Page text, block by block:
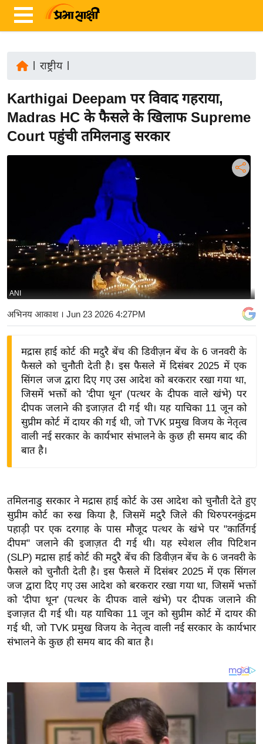
ज़ा
ख
ब
र
र्रा
ष्ट्री
बि
ज़
ने
द्यो
वि
ज्ञ
रा
य
ब
ज
ट
खे
ल
क्रि
के
I
P
राष्ट्रीय|
Karthigai Deepam पर विवाद गहराया,
Madras HC के फैसले के खिलाफ Supreme
Court पहुंची तमिलनाडु सरकार
ANI
अभिनय आकाश। Jun 23 2026 4:27PM
मद्रास हाई कोर्ट की मदुरै बेंच की डिवीज़न बेंच के 6 जनवरी के
फैसले को चुनौती देती है। इस फैसले में दिसंबर 2025 में एक
सिंगल जज द्वारा दिए गए उस आदेश को बरकरार रखा गया था,
जिसमें भक्तों को 'दीपा थून' (पत्थर के दीपक वाले खंभे) पर
दीपक जलाने की इजाज़त दी गई थी। यह याचिका 11 जून को
सुप्रीम कोर्ट में दायर की गई थी, जो TVK प्रमुख विजय के नेतृत्व
वाली नई सरकार के कार्यभार संभालने के कुछ ही समय बाद की
बात है।
तमिलनाडु सरकार ने मद्रास हाई कोर्ट के उस आदेश को चुनौती देते हुए
सुप्रीम कोर्ट का रुख किया है, जिसमें मदुरै जिले की थिरुपरनकुंद्रम
पहाड़ी पर एक दरगाह के पास मौजूद पत्थर के खंभे पर "कार्तिगई
दीपम" जलाने की इजाज़त दी गई थी। यह स्पेशल लीव पिटिशन
(SLP) मद्रास हाई कोर्ट की मदुरै बेंच की डिवीज़न बेंच के 6 जनवरी के
फैसले को चुनौती देती है। इस फैसले में दिसंबर 2025 में एक सिंगल
जज द्वारा दिए गए उस आदेश को बरकरार रखा गया था, जिसमें भक्तों
को 'दीपा थून' (पत्थर के दीपक वाले खंभे) पर दीपक जलाने की
इजाज़त दी गई थी। यह याचिका 11 जून को सुप्रीम कोर्ट में दायर की
गई थी, जो TVK प्रमुख विजय के नेतृत्व वाली नई सरकार के कार्यभार
संभालने के कुछ ही समय बाद की बात है।